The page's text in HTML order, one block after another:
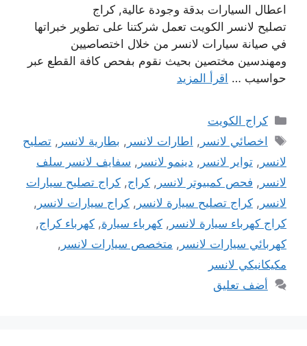
اعطال السيارات بدقة وجودة عالية, كراج
تصليح لانسر الكويت تعمل شركتنا على تطوير خبراتها
في صيانة سيارات لانسر من خلال اختصاصيين
ومهندسين مختصين بحيث نقوم بفحص كافة القطع عبر
حواسيب … اقرأ المزيد
التصنيفات
كراج الكويت
الوسوم
اخصائي لانسر , اطارات لانسر , بطارية لانسر ,تصليح
لانسر , تواير لانسر , دينمو لانسر , سفايف لانسر سلف
لانسر , فحص كمبيوتر لانسر , كراج, كراج تصليح سيارات
لانسر , كراج تصليح سيارة لانسر , كراج سيارات لانسر ,
كراج كهرباء سيارة لانسر , كهرباء سيارة, كهرباء كراج,
كهربائي سيارات لانسر , متخصص سيارات لانسر ,
مكيكانيكي لانسر
أضف تعليق